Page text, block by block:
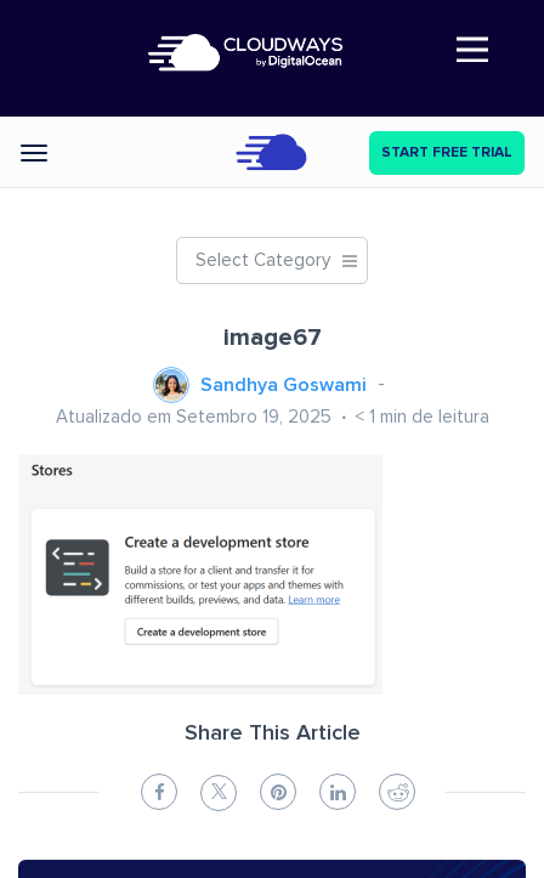
Abre a navegação
Categories START FREE TRIAL
Select Category
image67
Sandhya Goswami
Atualizado em Setembro 19, 2025 < 1 min de leitura
Share This Article